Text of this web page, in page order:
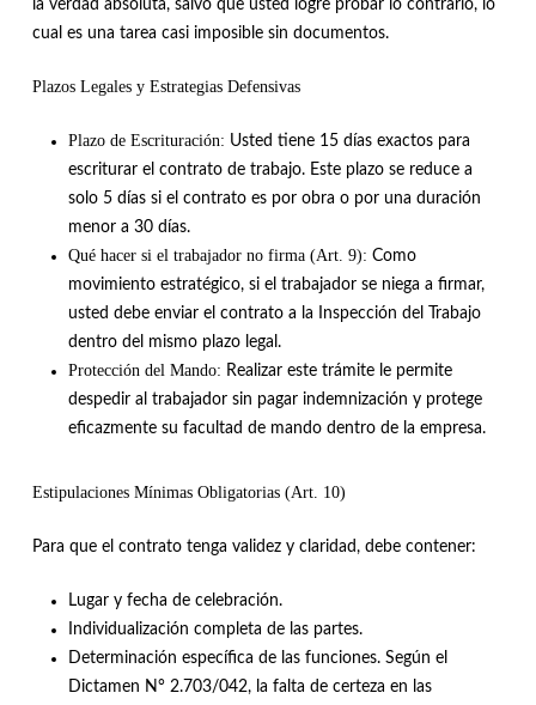
la verdad absoluta, salvo que usted logre probar lo contrario, lo
cual es una tarea casi imposible sin documentos.
Plazos Legales y Estrategias Defensivas
Plazo de Escrituración: Usted tiene 15 días exactos para
escriturar el contrato de trabajo. Este plazo se reduce a
solo 5 días si el contrato es por obra o por una duración
menor a 30 días.
Qué hacer si el trabajador no firma (Art. 9): Como
movimiento estratégico, si el trabajador se niega a firmar,
usted debe enviar el contrato a la Inspección del Trabajo
dentro del mismo plazo legal .
Protección del Mando: Realizar este trámite le permite
despedir al trabajador sin pagar indemnización y protege
eficazmente su facultad de mando dentro de la empresa.
Estipulaciones Mínimas Obligatorias (Art. 10)
Para que el contrato tenga validez y claridad, debe contener:
Lugar y fecha de celebración.
Individualización completa de las partes.
Determinación específica de las funciones. Según el
Dictamen N° 2.703/042, la falta de certeza en las